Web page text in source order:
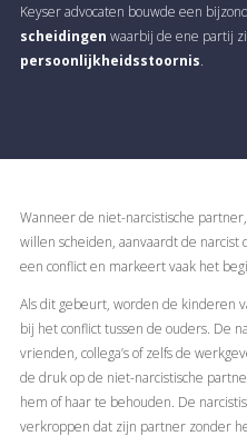
Keyser advocaten bouwde een
scheidingen waarbij de ene partij
persoonlijkheidsstoornis.
Wanneer de niet-narcistische
willen scheiden, aanvaardt de narcist
een conflict en markeert vaak het
Als dit gebeurt, worden de kinderen
bij het conflict tussen de ouders. De
vrienden, collega’s of zelfs de
de druk op de niet-narcistische
hem of haar te behouden. De
verkroppen dat zijn partner zonder